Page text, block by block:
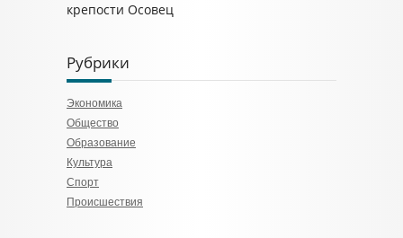
крепости Осовец
Рубрики
Экономика
Общество
Образование
Культура
Спорт
Происшествия